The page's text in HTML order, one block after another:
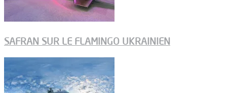
SAFRAN SUR LE FLAMINGO UKRAINIEN